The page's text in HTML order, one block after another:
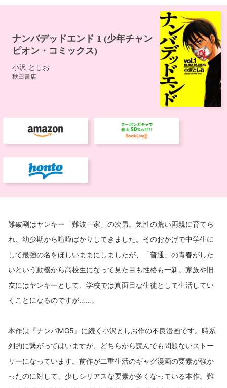
難破剛はヤンキー「難波一家」の次男。気性の荒い両親に育てら
れ、幼少期から喧嘩ばかりしてきました。そのおかげで中学生に
して最強の名をほしいままにしましたが、「普通」の青春がした
いという動機から高校生になって見た目も性格も一新。家族や旧
友にはヤンキーとして、学校では真面目な生徒として生活してい
くことになるのですが……。
本作は『ナンバMG5』に続く小沢としお作の不良漫画です。時系
列的に繋がってはいますが、どちらから読んでも問題ないストー
リーになっています。前作が二重生活のギャグ漫画の要素が強か
ったのに対して、少しシリアスな要素が多くなっている本作。難